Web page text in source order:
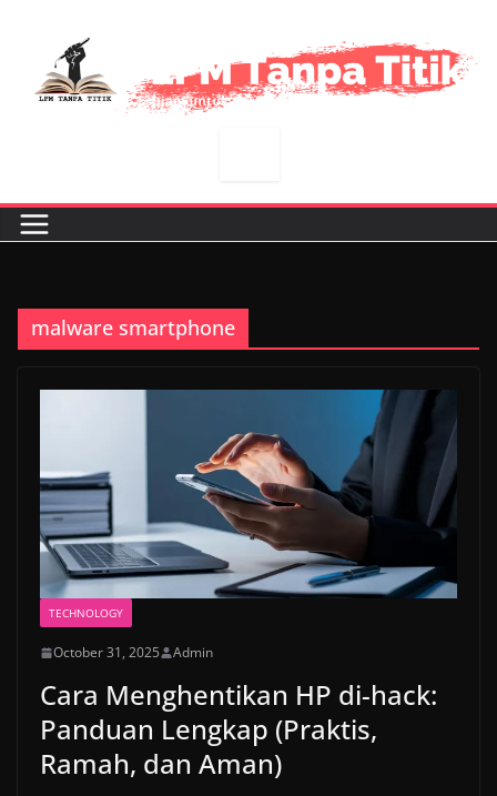
content
malware smartphone
TECHNOLOGY
October 31, 2025 Admin
Cara Menghentikan HP di-hack:
Panduan Lengkap (Praktis,
Ramah, dan Aman)